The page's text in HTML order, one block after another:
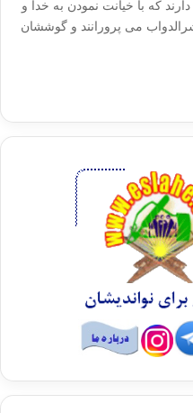
که با خیانت نمودن به خدا و
می پرورانند و گوششان